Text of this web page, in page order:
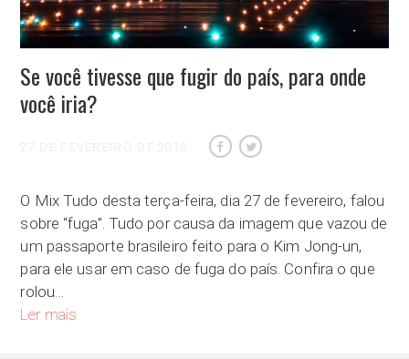
Se você tivesse que fugir do país, para onde
você iria?
27 DE FEVEREIRO DE 2018
O Mix Tudo desta terça-feira, dia 27 de fevereiro, falou
sobre “fuga”. Tudo por causa da imagem que vazou de
um passaporte brasileiro feito para o Kim Jong-un,
para ele usar em caso de fuga do país. Confira o que
rolou…
Ler mais